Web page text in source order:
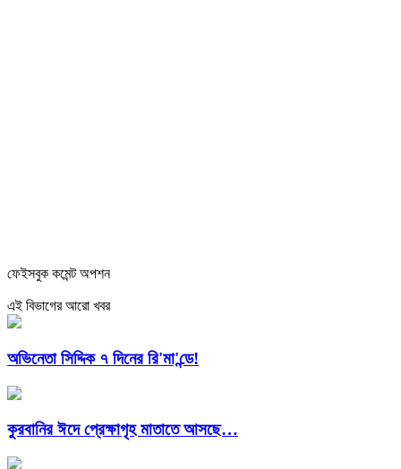
ফেইসবুক কমেন্ট অপশন
এই বিভাগের আরো খবর
অভিনেতা সিদ্দিক ৭ দিনের রি'মা'ন্ডে!
কুরবানির ঈদে প্রেক্ষাগৃহ মাতাতে আসছে…